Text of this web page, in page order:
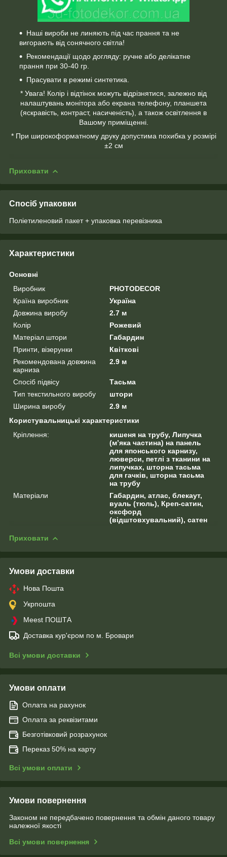
Наші вироби не линяють під час прання та не
вигорають від сонячного світла!
Рекомендації щодо догляду: ручне або делікатне
прання при 30-40 гр.
Прасувати в режимі синтетика.
* Увага! Колір і відтінок можуть відрізнятися, залежно від
налаштувань монітора або екрана телефону, планшета
(яскравість, контраст, насиченість), а також освітлення в
Вашому приміщенні.
* При широкоформатному друку допустима похибка у розмірі
±2 см
Приховати
Спосіб упаковки
Поліетиленовий пакет + упаковка перевізника
Характеристики
Основні
Виробник
PHOTODECOR
Країна виробник
Україна
Довжина виробу
2.7 м
Колір
Рожевий
Матеріал штори
Габардин
Принти, візерунки
Квіткові
Рекомендована довжина
карниза
2.9 м
Спосіб підвісу
Тасьма
Тип текстильного виробу
штори
Ширина виробу
2.9 м
Користувальницькі характеристики
Кріплення:
кишеня на трубу, Липучка
(м’яка частина) на панель
для японського карнизу,
люверси, петлі з тканини на
липучках, шторна тасьма
для гачків, шторна тасьма
на трубу
Матеріали
Габардин, атлас, блекаут,
вуаль (тюль), Креп-сатин,
оксфорд
(відштовхувальний), сатен
Приховати
Умови доставки
Нова Пошта
Укрпошта
Meest ПОШТА
Доставка кур'єром по м. Бровари
Всі умови доставки
Умови оплати
Оплата на рахунок
Оплата за реквізитами
Безготівковий розрахунок
Переказ 50% на карту
Всі умови оплати
Умови повернення
Законом не передбачено повернення та обмін даного товару
належної якості
Всі умови повернення